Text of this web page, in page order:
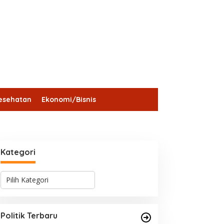
Ekonomi/Bisnis
Kategori
K
g
oPolitik Terbaru